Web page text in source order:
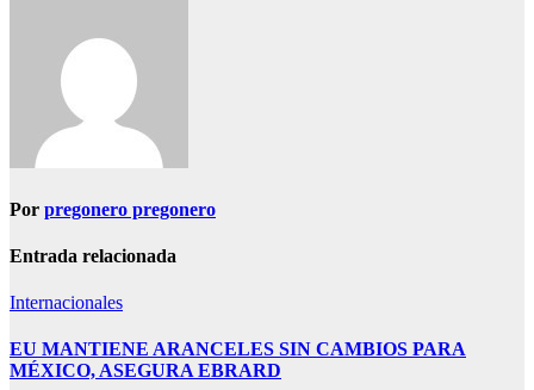
Por pregonero pregonero
Entrada relacionada
Internacionales
EU MANTIENE ARANCELES SIN CAMBIOS PARA
MÉXICO, ASEGURA EBRARD